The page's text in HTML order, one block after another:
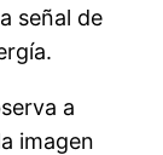
señal de
a
imagen